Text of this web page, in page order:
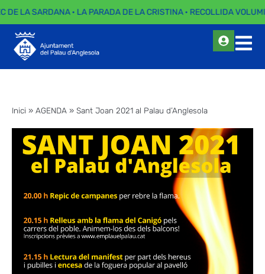
DE LA SARDANA · LA PARADA DE LA CRISTINA · RECOLLIDA
Inici » AGENDA » Sant Joan 2021 al Palau d’Anglesola